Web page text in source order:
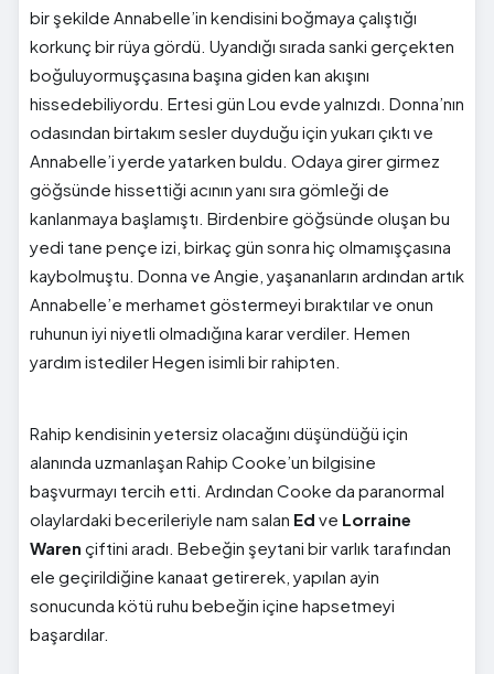
bir şekilde Annabelle’in kendisini boğmaya çalıştığı
korkunç bir rüya gördü. Uyandığı sırada sanki gerçekten
boğuluyormuşçasına başına giden kan akışını
hissedebiliyordu. Ertesi gün Lou evde yalnızdı. Donna’nın
odasından birtakım sesler duyduğu için yukarı çıktı ve
Annabelle’i yerde yatarken buldu. Odaya girer girmez
göğsünde hissettiği acının yanı sıra gömleği de
kanlanmaya başlamıştı. Birdenbire göğsünde oluşan bu
yedi tane pençe izi, birkaç gün sonra hiç olmamışçasına
kaybolmuştu. Donna ve Angie, yaşananların ardından artık
Annabelle’e merhamet göstermeyi bıraktılar ve onun
ruhunun iyi niyetli olmadığına karar verdiler. Hemen
yardım istediler Hegen isimli bir rahipten.
Rahip kendisinin yetersiz olacağını düşündüğü için
alanında uzmanlaşan Rahip Cooke’un bilgisine
başvurmayı tercih etti. Ardından Cooke da paranormal
olaylardaki becerileriyle nam salan Ed ve Lorraine
Waren çiftini aradı. Bebeğin şeytani bir varlık tarafından
ele geçirildiğine kanaat getirerek, yapılan ayin
sonucunda kötü ruhu bebeğin içine hapsetmeyi
başardılar.